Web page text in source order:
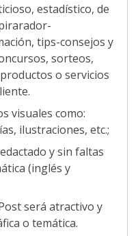
estadístico, de
tips-consejos y
sorteos,
o servicios
visuales como:
ilustraciones, etc.;
y sin faltas
(inglés y
será atractivo y
o temática.